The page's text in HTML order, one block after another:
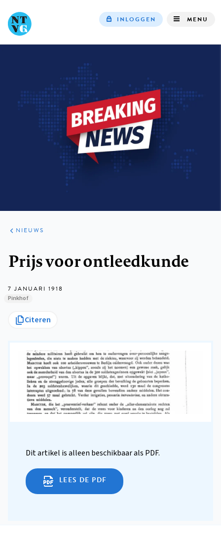
INLOGGEN MENU
ARTIKELEN
HET
KORT
NIEUWS
Prijs voor ontleedkunde
7 JANUARI 1918
Pinkhof
Citeren
Dit artikel is alleen beschikbaar als PDF.
LEES DE PDF